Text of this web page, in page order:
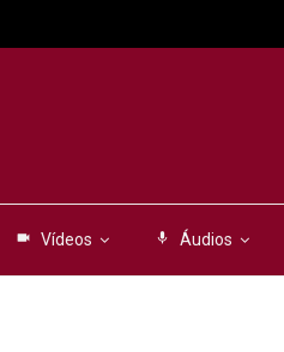
videocam Vídeos mic Áudios